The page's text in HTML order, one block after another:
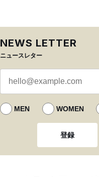
NEWS LETTER
ニュースレター
MEN WOMEN
登録